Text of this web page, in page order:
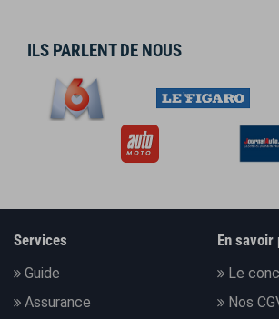
ILS PARLENT DE NOUS
Services
Guide
Assurance
En savoir
Le
Nos